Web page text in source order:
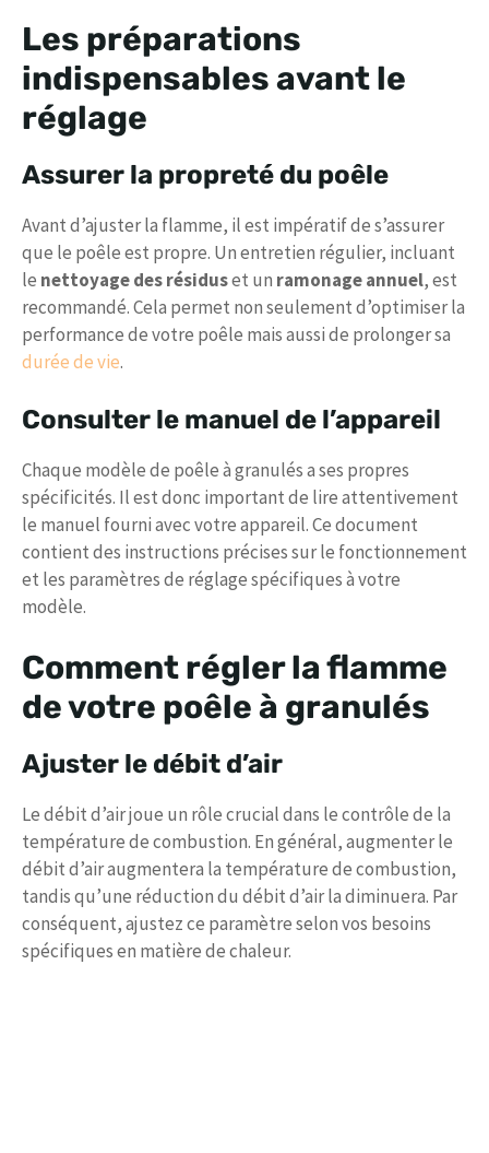
Les préparations
indispensables avant le
réglage
Assurer la propreté du poêle
Avant d’ajuster la flamme, il est impératif de s’assurer
que le poêle est propre. Un entretien régulier, incluant
le nettoyage des résiduset un ramonage annuel, est
recommandé. Cela permet non seulement d’optimiser la
performance de votre poêle mais aussi de prolonger sa
durée de vie.
Consulter le manuel de l’appareil
Chaque modèle de poêle à granulés a ses propres
spécificités. Il est donc important de lire attentivement
le manuel fourni avec votre appareil. Ce document
contient des instructions précises sur le fonctionnement
et les paramètres de réglage spécifiques à votre
modèle.
Comment régler la flamme
de votre poêle à granulés
Ajuster le débit d’air
Le débit d’air joue un rôle crucial dans le contrôle de la
température de combustion. En général, augmenter le
débit d’air augmentera la température de combustion,
tandis qu’une réduction du débit d’air la diminuera. Par
conséquent, ajustez ce paramètre selon vos besoins
spécifiques en matière de chaleur.